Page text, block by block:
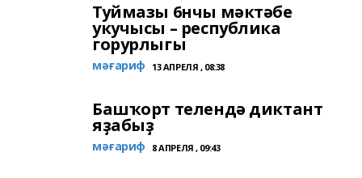
Туймазы 6нчы мәктәбе
укучысы – республика
горурлыгы
мәғариф 13 АПРЕЛЯ , 08:38
Башҡорт телендә диктант
яҙабыҙ
мәғариф 8 АПРЕЛЯ , 09:43